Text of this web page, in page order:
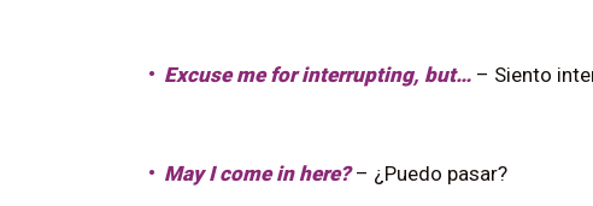
Excuse me for interrupting, but…– Siento
May I come in here?– ¿Puedo pasar?